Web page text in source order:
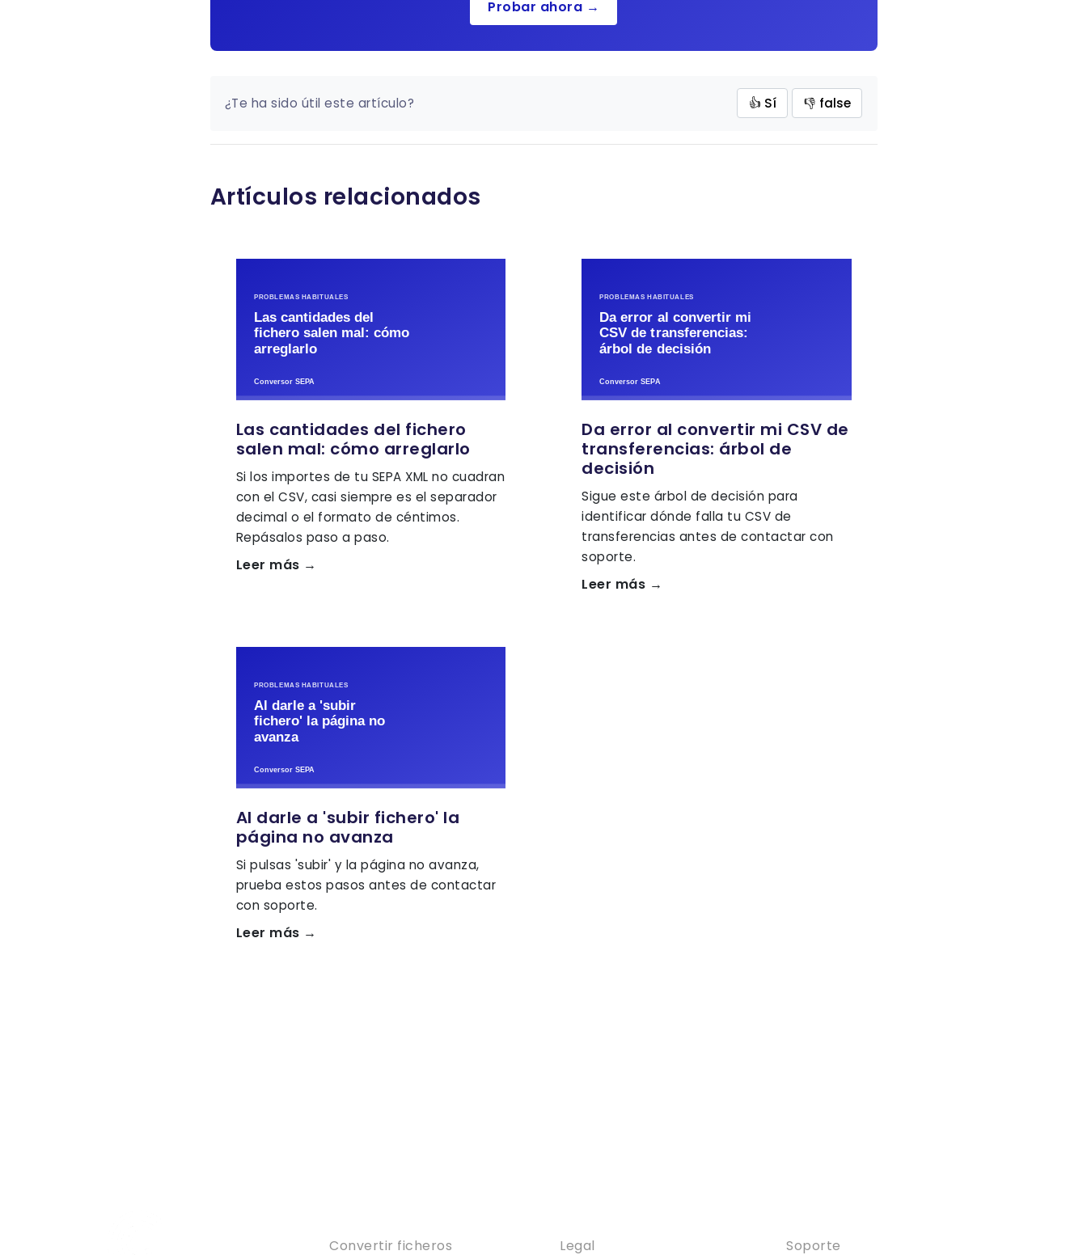
Probar ahora →
¿Te ha sido útil este artículo? 👍 Sí 👎 false
Artículos relacionados
Las cantidades del fichero
salen mal: cómo arreglarlo
Si los importes de tu SEPA XML no cuadran
con el CSV, casi siempre es el separador
decimal o el formato de céntimos.
Repásalos paso a paso.
Leer más →
Da error al convertir mi CSV de
transferencias: árbol de
decisión
Sigue este árbol de decisión para
identificar dónde falla tu CSV de
transferencias antes de contactar con
soporte.
Leer más →
Al darle a 'subir fichero' la
página no avanza
Si pulsas 'subir' y la página no avanza,
prueba estos pasos antes de contactar
con soporte.
Leer más →
Convertir ficheros Legal Soporte